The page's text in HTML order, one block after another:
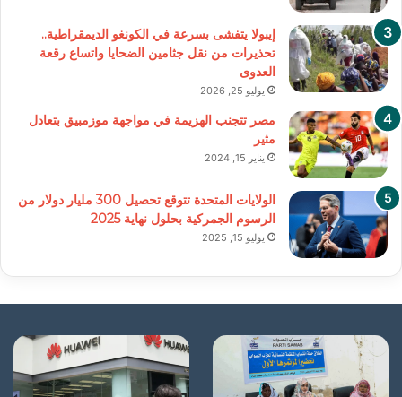
إيبولا يتفشى بسرعة في الكونغو الديمقراطية..
تحذيرات من نقل جثامين الضحايا واتساع رقعة
العدوى
يوليو 25, 2026
مصر تتجنب الهزيمة في مواجهة موزمبيق بتعادل
مثير
يناير 15, 2024
الولايات المتحدة تتوقع تحصيل 300 مليار دولار من
الرسوم الجمركية بحلول نهاية 2025
يوليو 15, 2025